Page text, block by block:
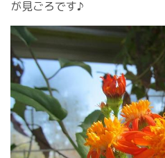
が見ごろです♪